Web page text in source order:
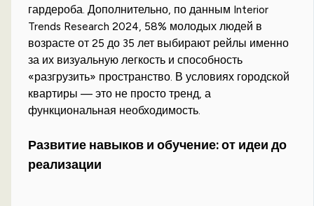
гардероба. Дополнительно, по данным Interior
Trends Research 2024, 58% молодых людей в
возрасте от 25 до 35 лет выбирают рейлы именно
за их визуальную легкость и способность
«разгрузить» пространство. В условиях городской
квартиры — это не просто тренд, а
функциональная необходимость.
Развитие навыков и обучение: от идеи до
реализации